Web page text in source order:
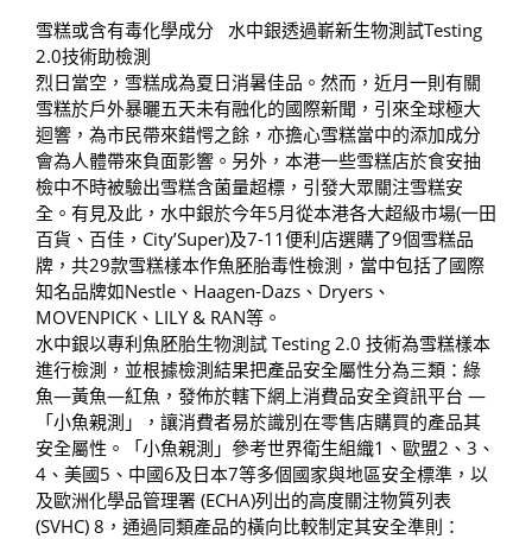
雪糕或含有毒化學成分 水中銀透過嶄新生物測試Testing
2.0技術助檢測
烈日當空，雪糕成為夏日消暑佳品。然而，近月一則有關
雪糕於戶外暴曬五天未有融化的國際新聞，引來全球極大
迴響，為市民帶來錯愕之餘，亦擔心雪糕當中的添加成分
會為人體帶來負面影響。另外，本港一些雪糕店於食安抽
檢中不時被驗出雪糕含菌量超標，引發大眾關注雪糕安
全。有見及此，水中銀於今年5月從本港各大超級市場(一田
百貨、百佳，City’Super)及7-11便利店選購了9個雪糕品
牌，共29款雪糕樣本作魚胚胎毒性檢測，當中包括了國際
知名品牌如Nestle、Haagen-Dazs、Dryers、
MOVENPICK、LILY & RAN等。
水中銀以專利魚胚胎生物測試 Testing 2.0 技術為雪糕樣本
進行檢測，並根據檢測結果把產品安全屬性分為三類：綠
魚—黃魚—紅魚，發佈於轄下網上消費品安全資訊平台 —
「小魚親測」，讓消費者易於識別在零售店購買的產品其
安全屬性。「小魚親測」參考世界衛生組織1、歐盟2、3、
4、美國5、中國6及日本7等多個國家與地區安全標準，以
及歐洲化學品管理署 (ECHA)列出的高度關注物質列表
(SVHC) 8，通過同類產品的橫向比較制定其安全準則：